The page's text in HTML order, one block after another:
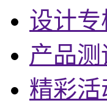
设计专
产品测
精彩活